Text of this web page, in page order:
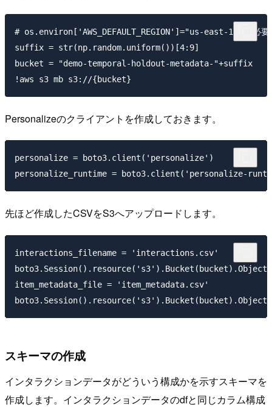
# os.environ['AWS_DEFAULT_REGION']="us-east-1" # 必要
suffix = str(np.random.uniform())[4:9]
bucket = "demo-temporal-holdout-metadata-"+suffix     #
Personalizeのクライアントを作成しておきます。
personalize = boto3.client('personalize')
先ほど作成したCSVをS3へアップロードします。
interactions_filename = 'interactions.csv'
item_metadata_file = 'item_metadata.csv'
スキーマの作成
インタラクションデータがどういう構成かを示すスキーマを
作成します。インタラクションデータのdfと同じカラム構成